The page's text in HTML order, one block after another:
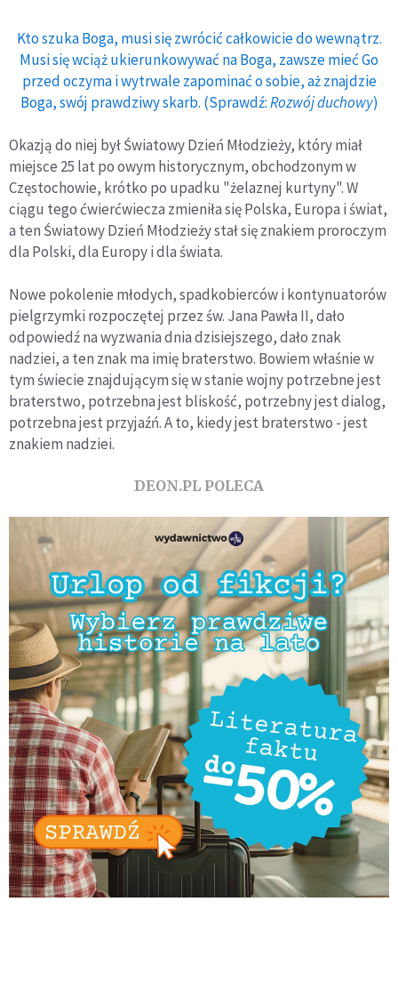
Kto szuka Boga, musi się zwrócić całkowicie do wewnątrz.
Musi się wciąż ukierunkowywać na Boga, zawsze mieć Go
przed oczyma i wytrwale zapominać o sobie, aż znajdzie
Boga, swój prawdziwy skarb. (Sprawdź:Rozwój duchowy)
Okazją do niej był Światowy Dzień Młodzieży, który miał
miejsce 25 lat po owym historycznym, obchodzonym w
Częstochowie, krótko po upadku "żelaznej kurtyny". W
ciągu tego ćwierćwiecza zmieniła się Polska, Europa i świat,
a ten Światowy Dzień Młodzieży stał się znakiem proroczym
dla Polski, dla Europy i dla świata.
Nowe pokolenie młodych, spadkobierców i kontynuatorów
pielgrzymki rozpoczętej przez św. Jana Pawła II, dało
odpowiedź na wyzwania dnia dzisiejszego, dało znak
nadziei, a ten znak ma imię braterstwo. Bowiem właśnie w
tym świecie znajdującym się w stanie wojny potrzebne jest
braterstwo, potrzebna jest bliskość, potrzebny jest dialog,
potrzebna jest przyjaźń. A to, kiedy jest braterstwo - jest
znakiem nadziei.
DEON.PL POLECA